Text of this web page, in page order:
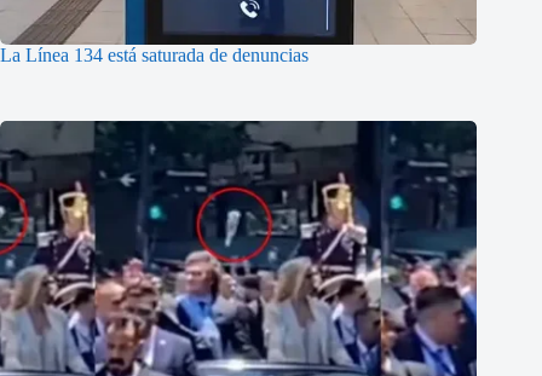
La Línea 134 está saturada de denuncias